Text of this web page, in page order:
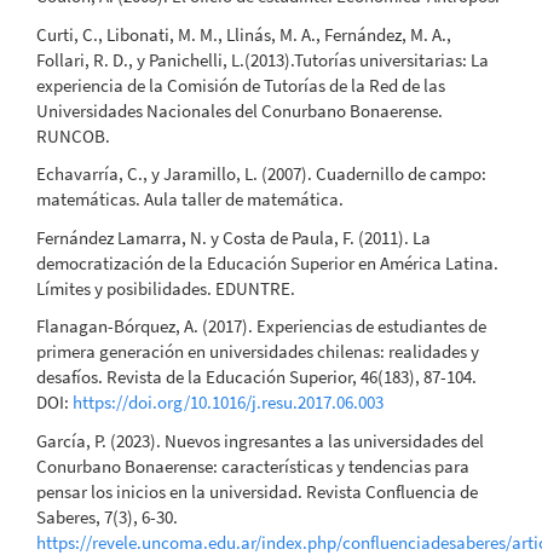
Curti, C., Libonati, M. M., Llinás, M. A., Fernández, M. A.,
Follari, R. D., y Panichelli, L.(2013).Tutorías universitarias: La
experiencia de la Comisión de Tutorías de la Red de las
Universidades Nacionales del Conurbano Bonaerense.
RUNCOB.
Echavarría, C., y Jaramillo, L. (2007). Cuadernillo de campo:
matemáticas. Aula taller de matemática.
Fernández Lamarra, N. y Costa de Paula, F. (2011). La
democratización de la Educación Superior en América Latina.
Límites y posibilidades. EDUNTRE.
Flanagan-Bórquez, A. (2017). Experiencias de estudiantes de
primera generación en universidades chilenas: realidades y
desafíos. Revista de la Educación Superior, 46(183), 87-104.
DOI: https://doi.org/10.1016/j.resu.2017.06.003
García, P. (2023). Nuevos ingresantes a las universidades del
Conurbano Bonaerense: características y tendencias para
pensar los inicios en la universidad. Revista Confluencia de
Saberes, 7(3), 6-30.
https://revele.uncoma.edu.ar/index.php/confluenciadesaberes/